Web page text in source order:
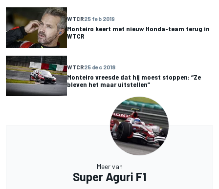
WTCR25 feb 2019
Monteiro keert met nieuw Honda-team terug in
WTCR
WTCR25 dec 2018
Monteiro vreesde dat hij moest stoppen: “Ze
bleven het maar uitstellen”
Meer van
Super Aguri F1